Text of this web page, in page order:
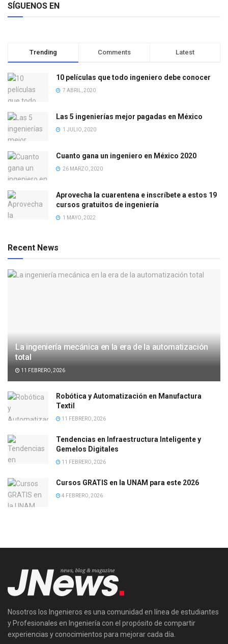
SÍGUENOS EN
Trending Comments Latest
10 películas que todo ingeniero debe conocer
7 ABRIL, 2020
Las 5 ingenierías mejor pagadas en México
1 JULIO, 2020
Cuanto gana un ingeniero en México 2020
26 MARZO, 2020
Aprovecha la cuarentena e inscríbete a estos 19
cursos gratuitos de ingeniería
1 MAYO, 2022
Recent News
La ingeniería mecánica en la era de la automatización
total
11 FEBRERO, 2026
Robótica y Automatización en Manufactura
Textil
11 FEBRERO, 2026
Tendencias en Infraestructura Inteligente y
Gemelos Digitales
11 FEBRERO, 2026
Cursos GRATIS en la UNAM para este 2026
4 FEBRERO, 2026
Nosotros los Ingenieros es una comunidad en línea de estudiantes
y Profesionales en Ingeniería con el propósito de compartir
experiencias y conocimientos para mejorar cada día.